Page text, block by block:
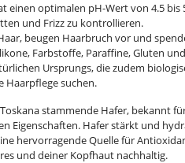
einen optimalen pH-Wert von 4.5 bis
und Frizz zu kontrollieren.
beugen Haarbruch vor und
Farbstoffe, Paraffine, Gluten und
Ursprungs, die zudem
Haarpflege suchen.
stammende Hafer, bekannt
Eigenschaften. Hafer stärkt und
hervorragende Quelle für
und deiner Kopfhaut nachhaltig.